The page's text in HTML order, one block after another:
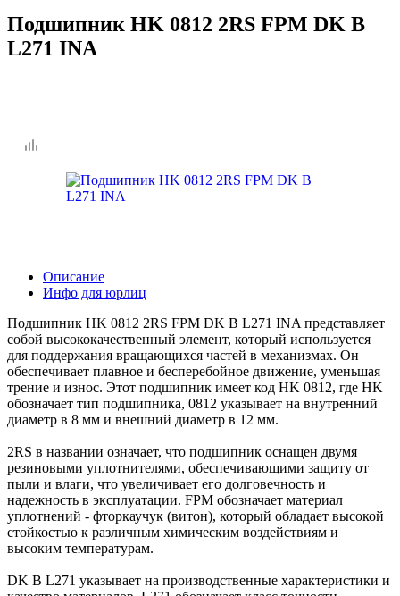
Подшипник HK 0812 2RS FPM DK B
L271 INA
Описание
Инфо для юрлиц
Подшипник HK 0812 2RS FPM DK B L271 INA представляет
собой высококачественный элемент, который используется
для поддержания вращающихся частей в механизмах. Он
обеспечивает плавное и бесперебойное движение, уменьшая
трение и износ. Этот подшипник имеет код HK 0812, где HK
обозначает тип подшипника, 0812 указывает на внутренний
диаметр в 8 мм и внешний диаметр в 12 мм.
2RS в названии означает, что подшипник оснащен двумя
резиновыми уплотнителями, обеспечивающими защиту от
пыли и влаги, что увеличивает его долговечность и
надежность в эксплуатации. FPM обозначает материал
уплотнений - фторкаучук (витон), который обладает высокой
стойкостью к различным химическим воздействиям и
высоким температурам.
DK B L271 указывает на производственные характеристики и